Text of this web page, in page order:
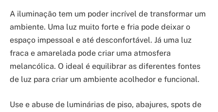
A iluminação tem um poder incrível de transformar um
ambiente. Uma luz muito forte e fria pode deixar o
espaço impessoal e até desconfortável. Já uma luz
fraca e amarelada pode criar uma atmosfera
melancólica. O ideal é equilibrar as diferentes fontes
de luz para criar um ambiente acolhedor e funcional.
Use e abuse de luminárias de piso, abajures, spots de